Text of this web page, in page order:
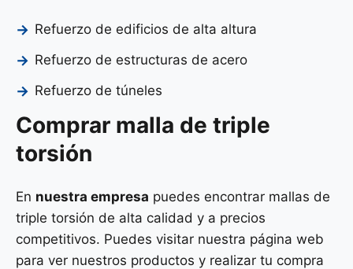
Refuerzo de edificios de alta altura
Refuerzo de estructuras de acero
Refuerzo de túneles
Comprar malla de triple
torsión
En nuestra empresa puedes encontrar mallas de
triple torsión de alta calidad y a precios
competitivos. Puedes visitar nuestra página web
para ver nuestros productos y realizar tu compra